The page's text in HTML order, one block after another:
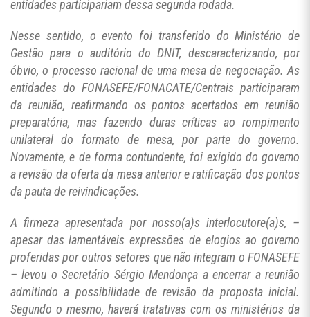
entidades participariam dessa segunda rodada.
Nesse sentido, o evento foi transferido do Ministério de
Gestão para o auditório do DNIT, descaracterizando, por
óbvio, o processo racional de uma mesa de negociação. As
entidades do FONASEFE/FONACATE/Centrais participaram
da reunião, reafirmando os pontos acertados em reunião
preparatória, mas fazendo duras críticas ao rompimento
unilateral do formato de mesa, por parte do governo.
Novamente, e de forma contundente, foi exigido do governo
a revisão da oferta da mesa anterior e ratificação dos pontos
da pauta de reivindicações.
A firmeza apresentada por nosso(a)s interlocutore(a)s, –
apesar das lamentáveis expressões de elogios ao governo
proferidas por outros setores que não integram o FONASEFE
– levou o Secretário Sérgio Mendonça a encerrar a reunião
admitindo a possibilidade de revisão da proposta inicial.
Segundo o mesmo, haverá tratativas com os ministérios da